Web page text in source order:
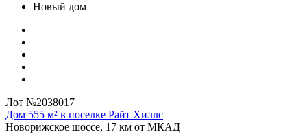
Новый дом
Лот №2038017
Дом 555 м² в поселке Райт Хиллс
Новорижское шоссе, 17 км от МКАД